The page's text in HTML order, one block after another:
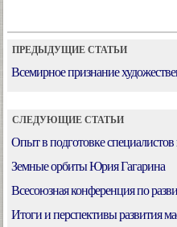
ПРЕДЫДУЩИЕ СТАТЬИ
Всемирное признание
СЛЕДУЮЩИЕ СТАТЬИ
Опыт в подготовке
Земные орбиты Юрия Гагарина
Всесоюзная конференция по
Итоги и перспективы развития